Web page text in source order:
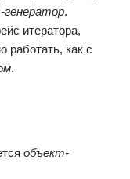
генератор.
итератора,
работать, как с
.
объект-